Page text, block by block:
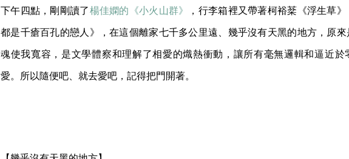
下午四點，剛剛讀了楊佳嫻的《小火山群》 ，行李箱裡又帶著柯裕棻《浮生草
都是千瘡百孔的戀人》，在這個離家七千多公里遠、幾乎沒有天黑的地方，原
魂使我寬容，是文學體察和理解了相愛的熾熱衝動，讓所有毫無邏輯和逼近於
愛。所以隨便吧、就去愛吧，記得把門開著。